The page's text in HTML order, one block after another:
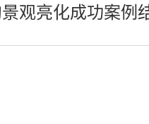
观亮化成功案例